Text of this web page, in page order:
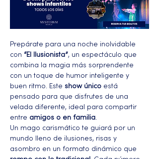
Prepárate para una noche inolvidable
con “El Ilusionista”, un espectáculo que
combina la magia más sorprendente
con un toque de humor inteligente y
buen ritmo. Este show único está
pensado para que disfrutes de una
velada diferente, ideal para compartir
entre amigos o en familia.
Un mago carismático te guiará por un
mundo lleno de ilusiones, risas y
asombro en un formato dinámico que